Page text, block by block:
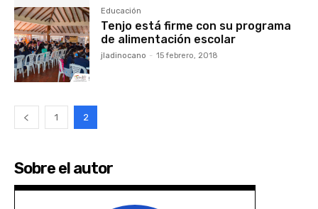
Educación
Tenjo está firme con su programa
de alimentación escolar
jladinocano - 15 febrero, 2018
1 2
Sobre el autor